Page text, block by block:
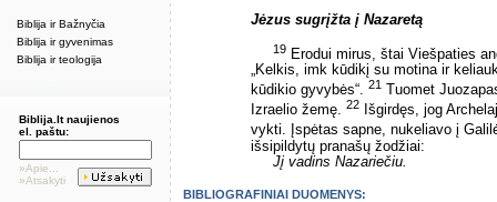
Biblija ir Bažnyčia
Biblija ir gyvenimas
Biblija ir teologija
Biblija.lt naujienos
el. paštu:
»Apie...
»Atsakyti
Jėzus sugrįžta į Nazaretą
19 Erodui mirus, štai Viešpaties
„Kelkis, imk kūdikį su motina ir
kūdikio gyvybės“. 21
Tuomet
Izraelio žemę. 22 Išgirdęs, jog
vykti. Įspėtas sapne, nukeliavo į
išsipildytų pranašų žodžiai:
Jį vadins Nazariečiu.
BIBLIOGRAFINIAI DUOMENYS: